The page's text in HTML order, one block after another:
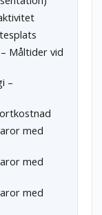
Måltider vid
–
med
med
med